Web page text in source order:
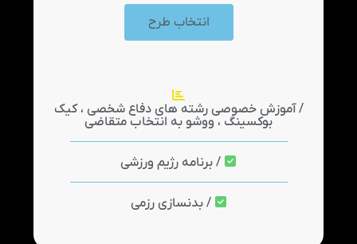
انتخاب طرح
/ آموزش خصوصی رشته های دفاع شخصی ، کیک
بوکسینگ ، ووشو به انتخاب متقاضی
/ برنامه رژیم ورزشی
/ بدنسازی رزمی